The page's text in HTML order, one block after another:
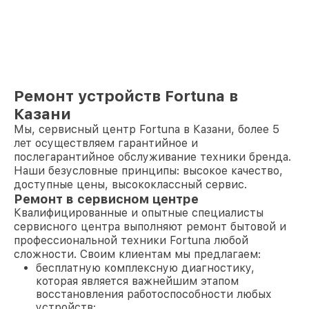
Ремонт устройств Fortuna в
Казани
Мы, сервисный центр Fortuna в Казани, более 5
лет осуществляем гарантийное и
послегарантийное обслуживание техники бренда.
Наши безусловные принципы: высокое качество,
доступные цены, высококлассный сервис.
Ремонт в сервисном центре
Квалифицированные и опытные специалисты
сервисного центра выполняют ремонт бытовой и
профессиональной техники Fortuna любой
сложности. Своим клиентам мы предлагаем:
бесплатную комплексную диагностику,
которая является важнейшим этапом
восстановления работоспособности любых